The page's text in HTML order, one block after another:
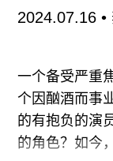
战后受到奇奥
被指控叛国。
因书写极权统
绝与本地产生
种进退维谷的
2024.07.16•
一个备受严重
个因酗酒而事
的有抱负的演
的角色？如今